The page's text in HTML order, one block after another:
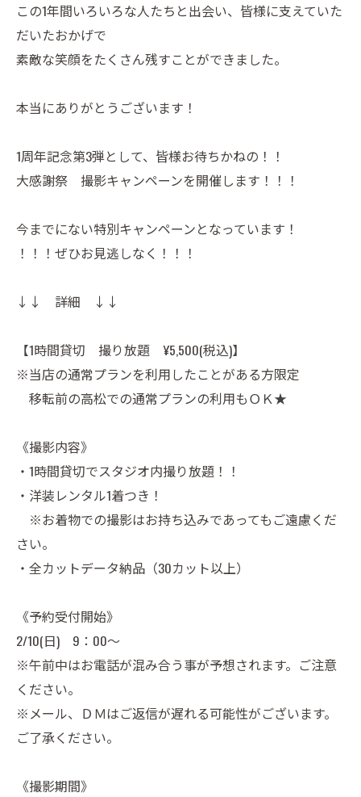
この1年間いろいろな人たちと出会い、皆様に支えていた
だいたおかげで
素敵な笑顔をたくさん残すことができました。
本当にありがとうございます！
1周年記念第3弾として、皆様お待ちかねの！！
大感謝祭 撮影キャンペーンを開催します！！！
今までにない特別キャンペーンとなっています！
！！！ぜひお見逃しなく！！！
↓↓ 詳細 ↓↓
【1時間貸切 撮り放題 ¥5,500(税込)】
※当店の通常プランを利用したことがある方限定
移転前の高松での通常プランの利用もＯＫ★
《撮影内容》
・1時間貸切でスタジオ内撮り放題！！
・洋装レンタル1着つき！
※お着物での撮影はお持ち込みであってもご遠慮くだ
さい。
・全カットデータ納品（30カット以上）
《予約受付開始》
2/10(日) 9：00～
※午前中はお電話が混み合う事が予想されます。ご注意
ください。
※メール、ＤＭはご返信が遅れる可能性がございます。
ご了承ください。
《撮影期間》